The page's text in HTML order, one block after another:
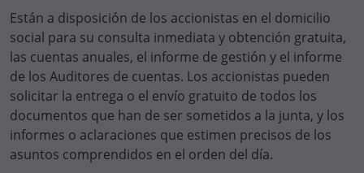
Están a disposición de los accionistas en el domicilio
social para su consulta inmediata y obtención gratuita,
las cuentas anuales, el informe de gestión y el informe
de los Auditores de cuentas. Los accionistas pueden
solicitar la entrega o el envío gratuito de todos los
documentos que han de ser sometidos a la junta, y los
informes o aclaraciones que estimen precisos de los
asuntos comprendidos en el orden del día.